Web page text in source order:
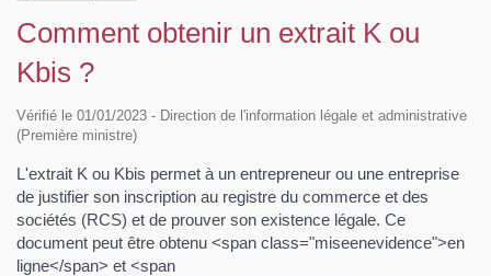
Comment obtenir un extrait K ou
Kbis ?
Vérifié le 01/01/2023 - Direction de l'information légale et administrative
(Première ministre)
L'extrait K ou Kbis permet à un entrepreneur ou une entreprise
de justifier son inscription au registre du commerce et des
sociétés (RCS) et de prouver son existence légale. Ce
document peut être obtenu <span class="miseenevidence">en
ligne</span> et <span